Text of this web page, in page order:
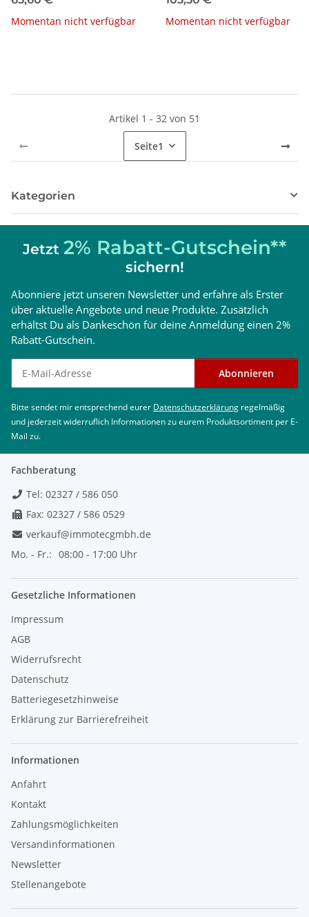
Momentan nicht verfügbar
Momentan nicht verfügbar
Artikel 1 - 32 von 51
Seite1
Kategorien
Jetzt 2% Rabatt-Gutschein**
sichern!
Abonniere jetzt unseren Newsletter und erfahre als Erster
über aktuelle Angebote und neue Produkte. Zusätzlich
erhältst Du als Dankeschön für deine Anmeldung einen 2%
Rabatt-Gutschein.
Newsletter abonnieren Abonnieren
Bitte sendet mir entsprechend eurer Datenschutzerklärung regelmäßig
und jederzeit widerruflich Informationen zu eurem Produktsortiment per E-
Mail zu.
Fachberatung
Tel: 02327 / 586 050
Fax: 02327 / 586 0529
verkauf@immotecgmbh.de
Mo. - Fr.: 08:00 - 17:00 Uhr
Gesetzliche Informationen
Impressum
AGB
Widerrufsrecht
Datenschutz
Batteriegesetzhinweise
Erklärung zur Barrierefreiheit
Informationen
Anfahrt
Kontakt
Zahlungsmöglichkeiten
Versandinformationen
Newsletter
Stellenangebote